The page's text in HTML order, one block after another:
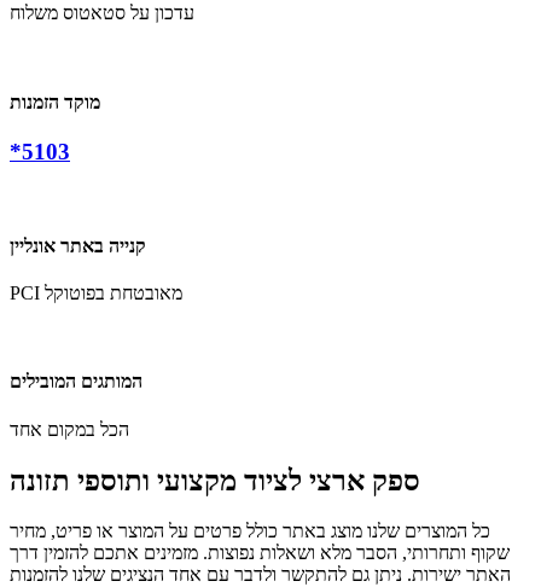
עדכון על סטאטוס משלוח
מוקד הזמנות
*5103
קנייה באתר אונליין
PCI מאובטחת בפוטוקל
המותגים המובילים
הכל במקום אחד
ספק ארצי לציוד מקצועי ותוספי תזונה
כל המוצרים שלנו מוצג באתר כולל פרטים על המוצר או פריט, מחיר
שקוף ותחרותי, הסבר מלא ושאלות נפוצות. מזמינים אתכם להזמין דרך
האתר ישירות. ניתן גם להתקשר ולדבר עם אחד הנציגים שלנו להזמנות